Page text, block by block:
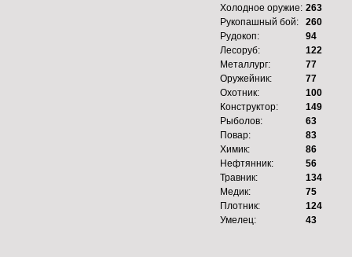
Холодное оружие: 263
Рукопашный бой:
260
Рудокоп:
94
Лесоруб:
122
Металлург:
77
Оружейник:
77
Охотник:
100
Конструктор:
149
Рыболов:
63
Повар:
83
Химик:
86
Нефтянник:
56
Травник:
134
Медик:
75
Плотник:
124
Умелец:
43